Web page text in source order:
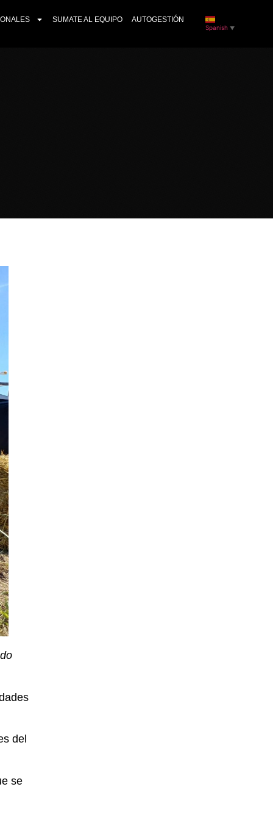
SUMATE AL EQUIPO AUTOGESTIÓN
Spanish ▼
del
se